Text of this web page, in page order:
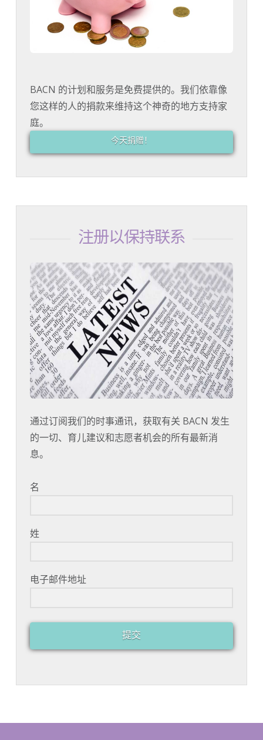
BACN 的计划和服务是免费提供的。我们依靠像
您这样的人的捐款来维持这个神奇的地方支持家
庭。
今天捐赠！
注册以保持联系
通过订阅我们的时事通讯，获取有关 BACN 发生
的一切、育儿建议和志愿者机会的所有最新消
息。
名
姓
电子邮件地址
提交